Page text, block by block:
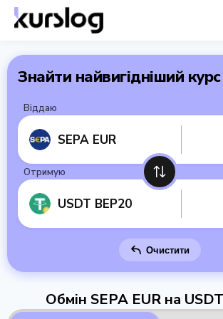
Знайти найвигідніший курс
Віддаю
SEPA EUR
Отримую
USDT BEP20
Очистити
Обмін SEPA EUR на